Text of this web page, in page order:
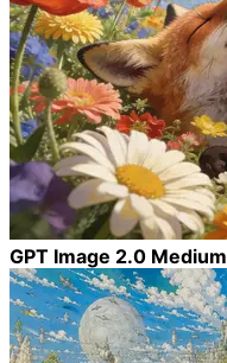
GPT Image 2.0 Medium